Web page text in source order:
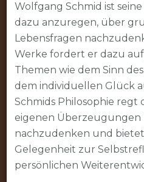
Wolfgang Schmid ist
dazu anzuregen, über
Lebensfragen
Werke fordert er dazu
Themen wie dem Sinn
dem individuellen Glück
Schmids Philosophie regt
eigenen Überzeugungen
nachzudenken und
Gelegenheit zur
persönlichen